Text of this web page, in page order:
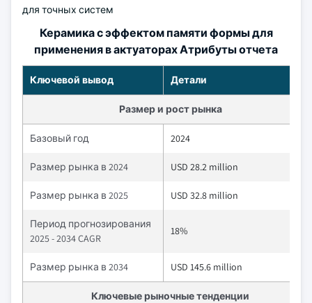
для точных систем
Керамика с эффектом памяти формы для
применения в актуаторах Атрибуты отчета
Ключевой вывод Детали
Размер и рост рынка
Базовый год 2024
Размер рынка в 2024 USD 28.2 million
Размер рынка в 2025 USD 32.8 million
Период прогнозирования
2025 - 2034 CAGR
18%
Размер рынка в 2034 USD 145.6 million
Ключевые рыночные тенденции